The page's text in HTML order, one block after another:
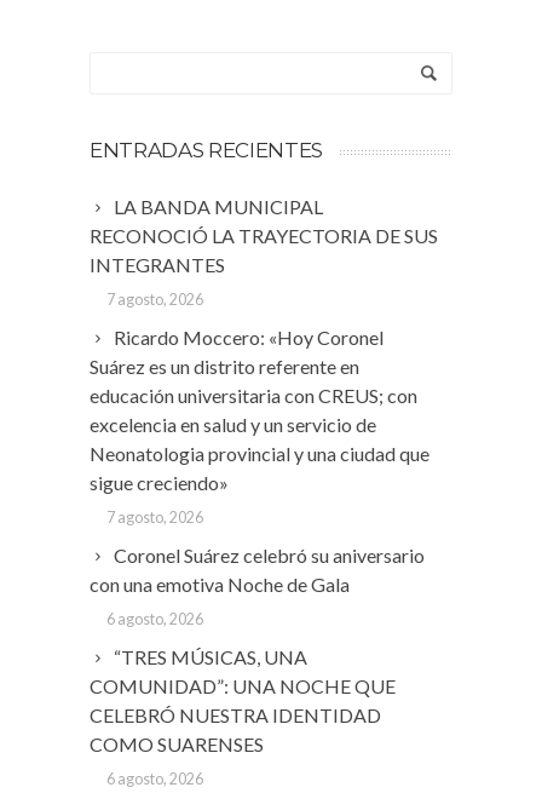
ENTRADAS RECIENTES
LA BANDA MUNICIPAL
RECONOCIÓ LA TRAYECTORIA DE SUS
INTEGRANTES
7 agosto, 2026
Ricardo Moccero: «Hoy Coronel
Suárez es un distrito referente en
educación universitaria con CREUS; con
excelencia en salud y un servicio de
Neonatologia provincial y una ciudad que
sigue creciendo»
7 agosto, 2026
Coronel Suárez celebró su aniversario
con una emotiva Noche de Gala
6 agosto, 2026
“TRES MÚSICAS, UNA
COMUNIDAD”: UNA NOCHE QUE
CELEBRÓ NUESTRA IDENTIDAD
COMO SUARENSES
6 agosto, 2026